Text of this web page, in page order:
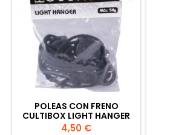
POLEAS CON FRENO
CULTIBOX LIGHT HANGER
Precio
4,50 €